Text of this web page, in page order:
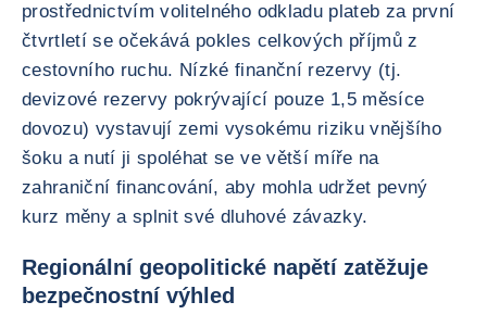
prostřednictvím volitelného odkladu plateb za první
čtvrtletí se očekává pokles celkových příjmů z
cestovního ruchu. Nízké finanční rezervy (tj.
devizové rezervy pokrývající pouze 1,5 měsíce
dovozu) vystavují zemi vysokému riziku vnějšího
šoku a nutí ji spoléhat se ve větší míře na
zahraniční financování, aby mohla udržet pevný
kurz měny a splnit své dluhové závazky.
Regionální geopolitické napětí zatěžuje
bezpečnostní výhled